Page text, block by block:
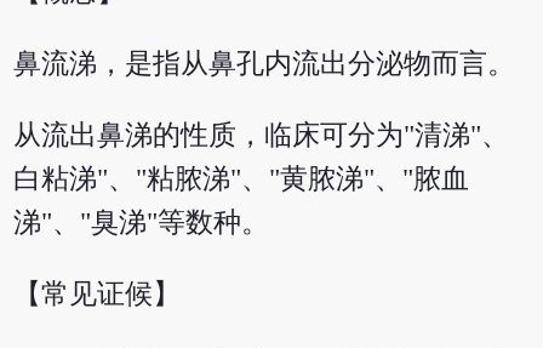
鼻流涕，是指从鼻孔内流出分泌物而言。
从流出鼻涕的性质，临床可分为"清涕"、
白粘涕"、"粘脓涕"、"黄脓涕"、"脓血
涕"、"臭涕"等数种。
【常见证候】